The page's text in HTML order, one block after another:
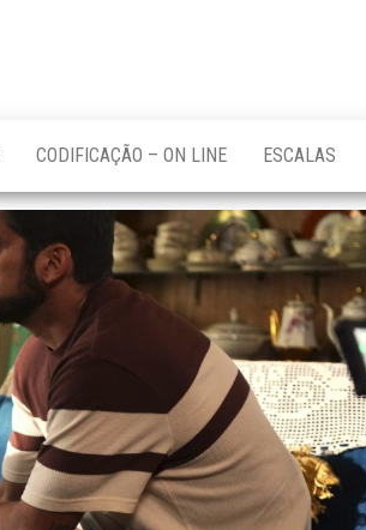
CODIFICAÇÃO – ON LINE ESCALAS